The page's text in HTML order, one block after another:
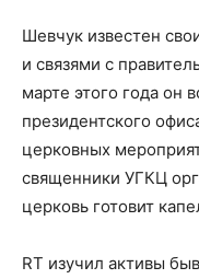
Шевчук известен
и связями с
марте этого года он
президентского
церковных
священники УГКЦ
церковь готовит
RT изучил активы